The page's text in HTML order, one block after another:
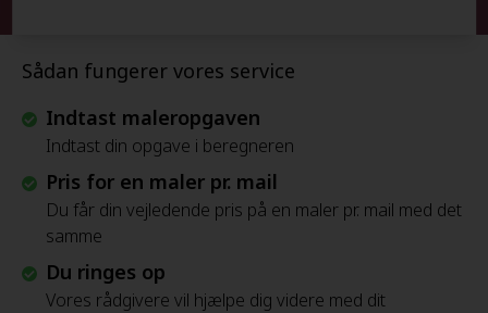
Sådan fungerer vores service
Indtast maleropgaven
Indtast din opgave i beregneren
Pris for en maler pr. mail
Du får din vejledende pris på en maler pr. mail med det
samme
Du ringes op
Vores rådgivere vil hjælpe dig videre med dit